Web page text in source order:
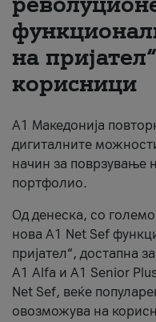
За нас
#ПодобарОнлајн
на
корисници
А1 Македонија
дигиталните
начин за поврзување
портфолио.
Од денеска, со
нова A1 Net Sef
пријател“, достапна
А1 Alfa и A1 Senior
Net Sef, веќе
овозможува на